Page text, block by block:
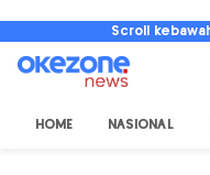
Scroll
HOME NASIONAL